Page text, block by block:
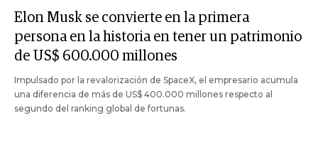
Elon Musk se convierte en la primera
persona en la historia en tener un patrimonio
de US$ 600.000 millones
Impulsado por la revalorización de SpaceX, el empresario acumula
una diferencia de más de US$ 400.000 millones respecto al
segundo del ranking global de fortunas.